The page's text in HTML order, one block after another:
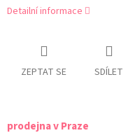
Detailní informace
ZEPTAT SE SDÍLET
prodejna v Praze